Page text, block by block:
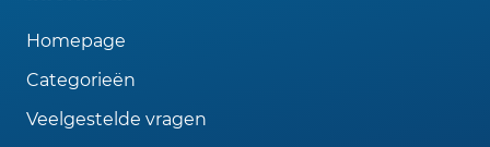
Homepage
Categorieën
Veelgestelde vragen